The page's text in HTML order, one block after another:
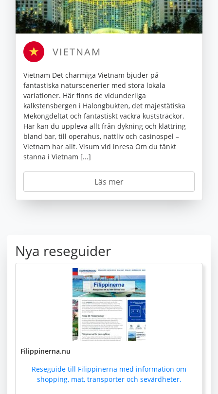
VIETNAM
Vietnam Det charmiga Vietnam bjuder på
fantastiska naturscenerier med stora lokala
variationer. Här finns de vidunderliga
kalkstensbergen i Halongbukten, det majestätiska
Mekongdeltat och fantastiskt vackra kuststräckor.
Här kan du uppleva allt från dykning och klättring
bland öar, till operahus, nattliv och casinospel –
Vietnam har allt. Visum vid inresa Om du tänkt
stanna i Vietnam [...]
Läs mer
Nya reseguider
Filippinerna.nu
Reseguide till Filippinerna med information om
shopping, mat, transporter och sevärdheter.